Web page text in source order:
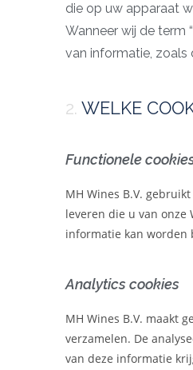
die op uw apparaat
Wanneer wij de term
van informatie, zoals
2. WELKE
Functionele
MH Wines B.V. gebruikt
leveren die u van onze
informatie kan worden
Analytics cookies
MH Wines B.V. maakt
verzamelen. De
van deze informatie